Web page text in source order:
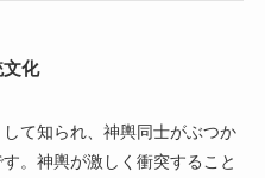
文化
て知られ、神輿同士がぶつか
。神輿が激しく衝突すること